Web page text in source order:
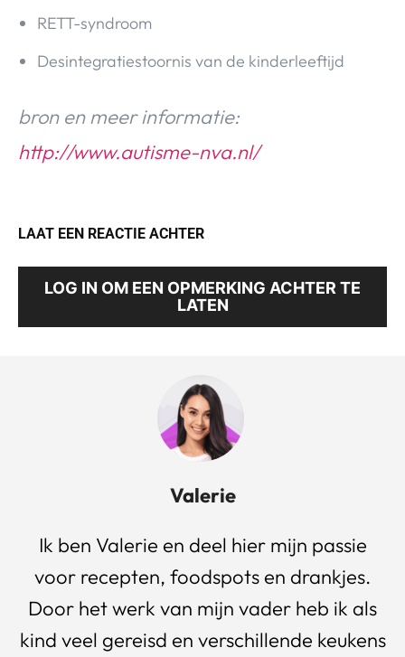
RETT-syndroom
Desintegratiestoornis van de kinderleeftijd
bron en meer informatie:
http://www.autisme-nva.nl/
LAAT EEN REACTIE ACHTER
LOG IN OM EEN OPMERKING ACHTER TE
LATEN
Valerie
Ik ben Valerie en deel hier mijn passie
voor recepten, foodspots en drankjes.
Door het werk van mijn vader heb ik als
kind veel gereisd en verschillende keukens